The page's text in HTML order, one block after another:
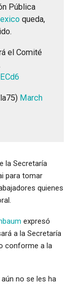
Pública
queda,
el Comité
March
la Secretaría
para tomar
quienes
expresó
a la Secretaría
conforme a la
no se les ha